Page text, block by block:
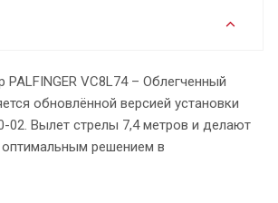
PALFINGER VC8L74 – Облегченный
обновлённой версией установки
Вылет стрелы 7,4 метров и делают
оптимальным решением в